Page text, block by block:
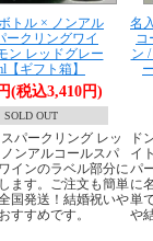
トル × ノンアル
ークリングワイ
ン レッドグレー
【ギフト箱】
(税込3,410円)
SOLD OUT
パークリング レッ
ノンアルコールスパ
インのラベル部分に
ます。ご注文も簡単
国発送！結婚祝いや
すすめです。
名
コ
ン
ド
イ
パ
に
単
や